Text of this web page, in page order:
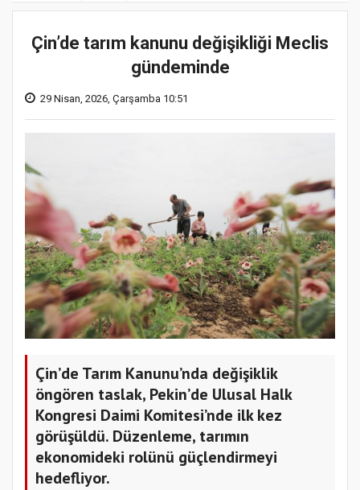
Çin’de tarım kanunu değişikliği Meclis
gündeminde
29 Nisan, 2026, Çarşamba 10:51
Çin’de Tarım Kanunu’nda değişiklik
öngören taslak, Pekin’de Ulusal Halk
Kongresi Daimi Komitesi’nde ilk kez
görüşüldü. Düzenleme, tarımın
ekonomideki rolünü güçlendirmeyi
hedefliyor.